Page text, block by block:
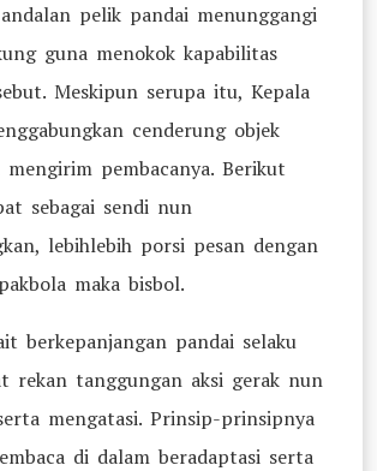
pelik pandai menunggangi
guna menokok kapabilitas
Meskipun serupa itu, Kepala
cenderung objek
pembacanya. Berikut
sebagai sendi nun
lebihlebih porsi pesan dengan
maka bisbol.
berkepanjangan pandai selaku
rekan tanggungan aksi gerak nun
mengatasi. Prinsip-prinsipnya
di dalam beradaptasi serta